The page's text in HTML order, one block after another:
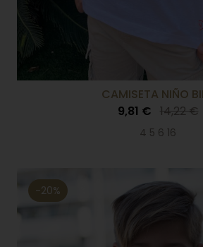
CAMISETA NIÑO
9,81 € 14,22 €
4 5 6 16
-20%